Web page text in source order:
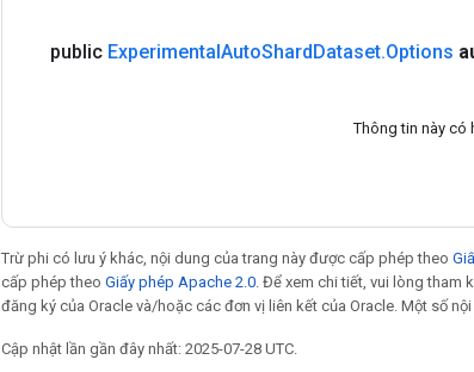
public ExperimentalAutoShardDataset.Options
Thông tin này có
Trừ phi có lưu ý khác, nội dung của trang này được cấp phép theo
cấp phép theo Giấy phép Apache 2.0 . Để xem chi tiết, vui lòng tham
đăng ký của Oracle và/hoặc các đơn vị liên kết của Oracle. Một số
Cập nhật lần gần đây nhất: 2025-07-28 UTC.